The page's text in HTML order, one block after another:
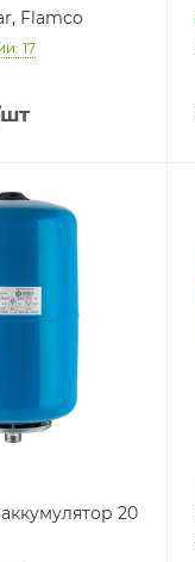
Flamco
17
бака
20